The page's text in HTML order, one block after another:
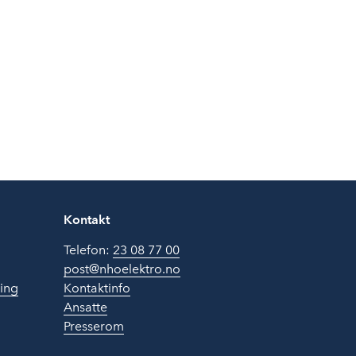
Kontakt
Telefon: 23 08 77 00
post@nhoelektro.no
Kontaktinfo
Ansatte
Presserom